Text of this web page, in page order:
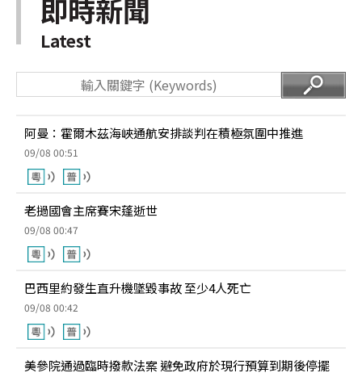
即時新聞
Latest
阿曼：霍爾木茲海峽通航安排談判在積極氛圍中推進
09/08 00:51
老撾國會主席賽宋蓬逝世
09/08 00:47
巴西里約發生直升機墜毀事故 至少4人死亡
09/08 00:42
美參院通過臨時撥款法案 避免政府於現行預算到期後停擺